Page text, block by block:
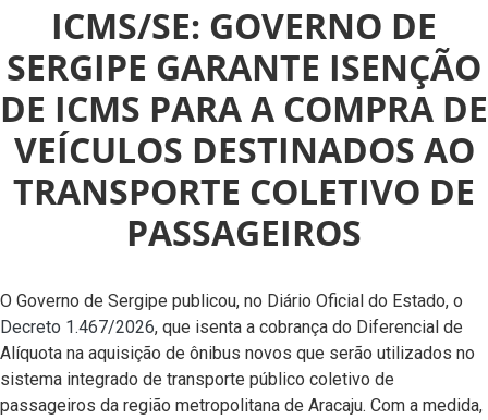
ICMS/SE: GOVERNO DE
SERGIPE GARANTE ISENÇÃO
DE ICMS PARA A COMPRA DE
VEÍCULOS DESTINADOS AO
TRANSPORTE COLETIVO DE
PASSAGEIROS
O Governo de Sergipe publicou, no Diário Oficial do Estado, o
Decreto 1.467/2026, que isenta a cobrança do Diferencial de
Alíquota na aquisição de ônibus novos que serão utilizados no
sistema integrado de transporte público coletivo de
passageiros da região metropolitana de Aracaju. Com a medida,